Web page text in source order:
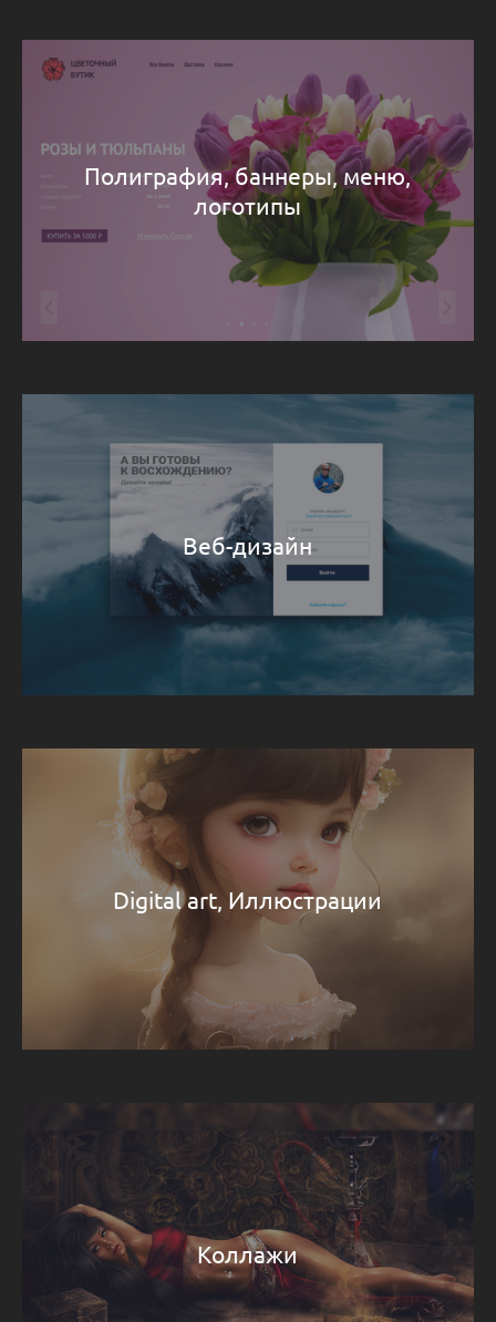
Полиграфия, баннеры, меню,
логотипы
Веб-дизайн
Digital art, Иллюстрации
Коллажи